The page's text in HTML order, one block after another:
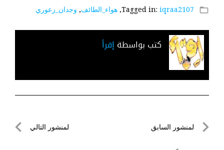
folder_open
Tagged in: iqraa2107
, هواء_الطائف, وجدان_زعوري
كتب بواسطة إقرأ
تصفّحلمنشور السابق لمنشور التالي